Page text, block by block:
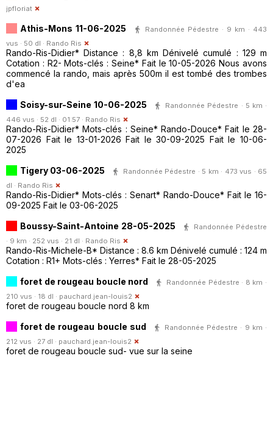
jpfloriat
Athis-Mons 11-06-2025
Randonnée Pédestre · 9 km · 443
vus · 50 dl · Rando Ris
Rando-Ris-Didier* Distance : 8,8 km Dénivelé cumulé : 129 m
Cotation : R2- Mots-clés : Seine* Fait le 10-05-2026 Nous avons
commencé la rando, mais après 500m il est tombé des trombes
d'ea
Soisy-sur-Seine 10-06-2025
Randonnée Pédestre · 5 km ·
446 vus · 52 dl · 01:57 · Rando Ris
Rando-Ris-Didier* Mots-clés : Seine* Rando-Douce* Fait le 28-
07-2026 Fait le 13-01-2026 Fait le 30-09-2025 Fait le 10-06-
2025
Tigery 03-06-2025
Randonnée Pédestre · 5 km · 473 vus · 65
dl · Rando Ris
Rando-Ris-Didier* Mots-clés : Senart* Rando-Douce* Fait le 16-
09-2025 Fait le 03-06-2025
Boussy-Saint-Antoine 28-05-2025
Randonnée Pédestre
· 9 km · 252 vus · 21 dl · Rando Ris
Rando-Ris-Michele-B* Distance : 8.6 km Dénivelé cumulé : 124 m
Cotation : R1+ Mots-clés : Yerres* Fait le 28-05-2025
foret de rougeau boucle nord
Randonnée Pédestre · 8 km ·
210 vus · 18 dl · pauchard.jean-louis2
foret de rougeau boucle nord 8 km
foret de rougeau boucle sud
Randonnée Pédestre · 9 km ·
212 vus · 27 dl · pauchard.jean-louis2
foret de rougeau boucle sud- vue sur la seine